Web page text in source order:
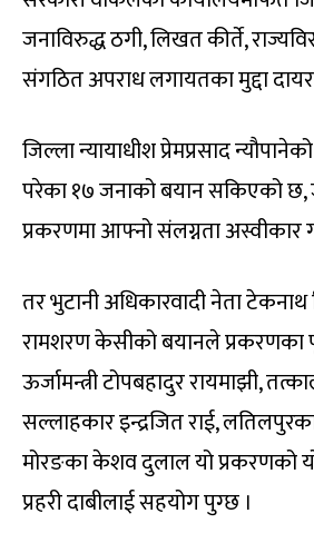
जनाविरुद्ध ठगी, लिखत कीर्ते,
संगठित अपराध लगायतका मुद्दा
जिल्ला न्यायाधीश प्रेमप्रसाद
परेका १७ जनाको बयान सकिएको
प्रकरणमा आफ्नो संलग्नता अस्वीकार
तर भुटानी अधिकारवादी नेता टेकनाथ
रामशरण केसीको बयानले प्रकरणका
ऊर्जामन्त्री टोपबहादुर रायमाझी,
सल्लाहकार इन्द्रजित राई,
मोरङका केशव दुलाल यो प्रकरणको
प्रहरी दाबीलाई सहयोग पुग्छ ।